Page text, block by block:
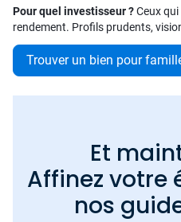
Pour quel investisseur ?Ceux
rendement. Profils prudents,
Trouver un bien pour
Et
Affinez votre
nos